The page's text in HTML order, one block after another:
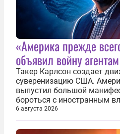
«Америка прежде
объявил войну
Такер Карлсон создает
суверенизацию США.
выпустил большой
бороться с иностранным
первую очередь имея в
прекратить заморские
репарации Ирану,
6 августа 2026